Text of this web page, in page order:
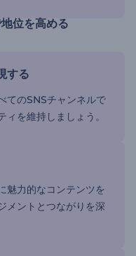
位を高める
する
てのSNSチャンネルで
を維持しましょう。
魅力的なコンテンツを
メントとつながりを深